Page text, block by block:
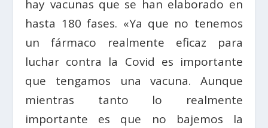
hay vacunas que se han elaborado en
hasta 180 fases. «Ya que no tenemos
un fármaco realmente eficaz para
luchar contra la Covid es importante
que tengamos una vacuna. Aunque
mientras tanto lo realmente
importante es que no bajemos la